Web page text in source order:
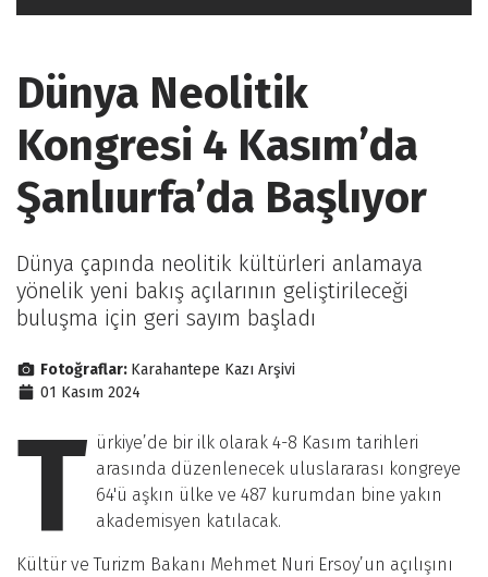
Dünya Neolitik
Kongresi 4 Kasım’da
Şanlıurfa’da Başlıyor
Dünya çapında neolitik kültürleri anlamaya
yönelik yeni bakış açılarının geliştirileceği
buluşma için geri sayım başladı
Fotoğraflar: Karahantepe Kazı Arşivi
01 Kasım 2024
T ürkiye’de bir ilk olarak 4-8 Kasım tarihleri
arasında düzenlenecek uluslararası kongreye
64'ü aşkın ülke ve 487 kurumdan bine yakın
akademisyen katılacak.
Kültür ve Turizm Bakanı Mehmet Nuri Ersoy’un açılışını